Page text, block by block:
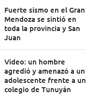
Fuerte sismo en el Gran
Mendoza se sintió en
toda la provincia y San
Juan
Video: un hombre
agredió y amenazó a un
adolescente frente a un
colegio de Tunuyán